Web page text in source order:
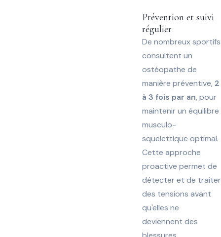
Prévention et suivi
régulier
De nombreux sportifs
consultent un
ostéopathe de
manière préventive, 2
à 3 fois par an, pour
maintenir un équilibre
musculo-
squelettique optimal.
Cette approche
proactive permet de
détecter et de traiter
des tensions avant
qu'elles ne
deviennent des